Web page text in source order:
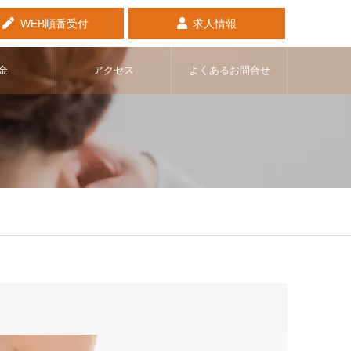
WEB順番受付 求人情報
アクセス よくあるお問合せ